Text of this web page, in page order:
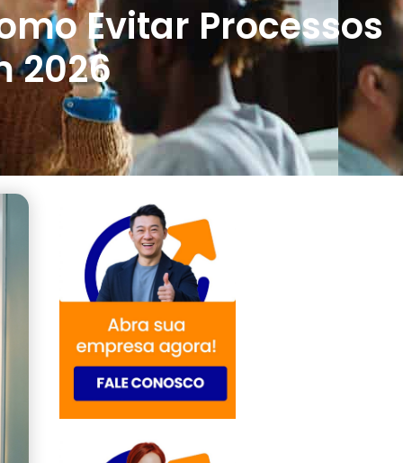
Evitar Processos
2026